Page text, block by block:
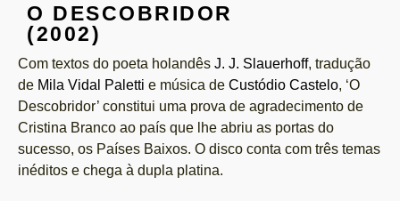
O DESCOBRIDOR
(2002)
Com textos do poeta holandês J. J. Slauerhoff, tradução
de Mila Vidal Paletti e música de Custódio Castelo, ‘O
Descobridor’ constitui uma prova de agradecimento de
Cristina Branco ao país que lhe abriu as portas do
sucesso, os Países Baixos. O disco conta com três temas
inéditos e chega à dupla platina.